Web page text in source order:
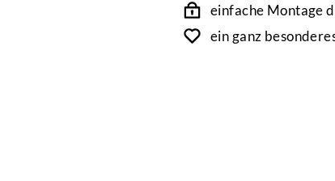
einfache Montage
ein ganz